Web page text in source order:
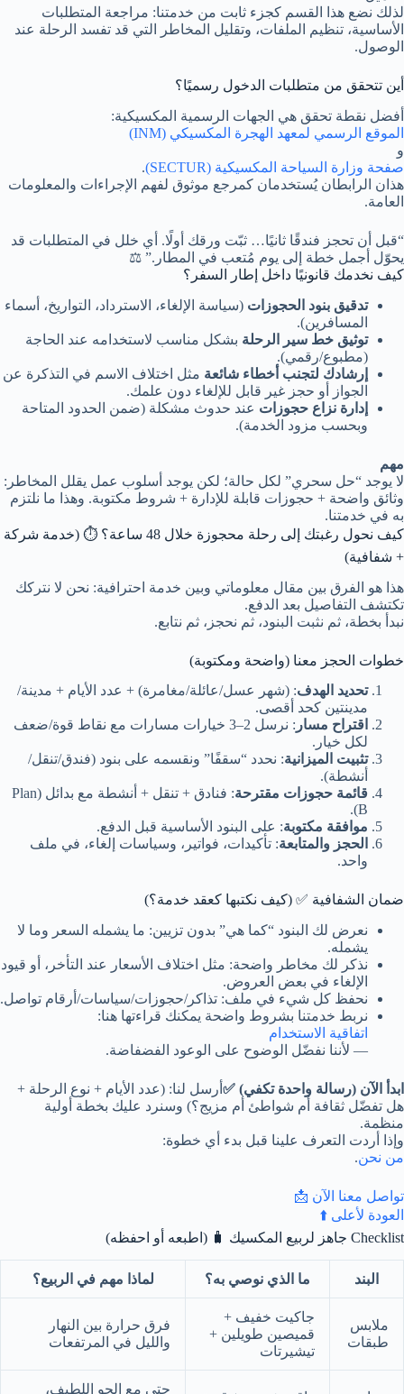
لذلك نضع هذا القسم كجزء ثابت من خدمتنا: مراجعة المتطلبات
الأساسية، تنظيم الملفات، وتقليل المخاطر التي قد تفسد الرحلة عند
الوصول.
أين تتحقق من متطلبات الدخول رسميًا؟
أفضل نقطة تحقق هي الجهات الرسمية المكسيكية:
الموقع الرسمي لمعهد الهجرة المكسيكي (INM)
و
صفحة وزارة السياحة المكسيكية (SECTUR)
.
هذان الرابطان يُستخدمان كمرجع موثوق لفهم الإجراءات والمعلومات
العامة.
“قبل أن تحجز فندقًا ثانيًا… ثبّت ورقك أولًا. أي خلل في المتطلبات قد
يحوّل أجمل خطة إلى يوم مُتعب في المطار.” ⚖️
كيف نخدمك قانونيًا داخل إطار السفر؟
تدقيق بنود الحجوزات (سياسة الإلغاء، الاسترداد، التواريخ، أسماء
المسافرين).
توثيق خط سير الرحلة بشكل مناسب لاستخدامه عند الحاجة
(مطبوع/رقمي).
إرشادك لتجنب أخطاء شائعة مثل اختلاف الاسم في التذكرة عن
الجواز أو حجز غير قابل للإلغاء دون علمك.
إدارة نزاع حجوزات عند حدوث مشكلة (ضمن الحدود المتاحة
وبحسب مزود الخدمة).
مهم
لا يوجد “حل سحري” لكل حالة؛ لكن يوجد أسلوب عمل يقلل المخاطر:
وثائق واضحة + حجوزات قابلة للإدارة + شروط مكتوبة. وهذا ما نلتزم
به في خدمتنا.
كيف نحول رغبتك إلى رحلة محجوزة خلال 48 ساعة؟ ⏱️ (خدمة شركة
+ شفافية)
هذا هو الفرق بين مقال معلوماتي وبين خدمة احترافية: نحن لا نتركك
تكتشف التفاصيل بعد الدفع.
نبدأ بخطة، ثم نثبت البنود، ثم نحجز، ثم نتابع.
خطوات الحجز معنا (واضحة ومكتوبة)
تحديد الهدف: (شهر عسل/عائلة/مغامرة) + عدد الأيام + مدينة/
مدينتين كحد أقصى.
اقتراح مسار
: نرسل 2–3 خيارات مسارات مع نقاط قوة/ضعف
لكل خيار.
تثبيت الميزانية: نحدد “سقفًا” ونقسمه على بنود (فندق/تنقل/
أنشطة).
قائمة حجوزات مقترحة
: فنادق + تنقل + أنشطة مع بدائل (Plan
B).
موافقة مكتوبة: على البنود الأساسية قبل الدفع.
الحجز والمتابعة: تأكيدات، فواتير، وسياسات إلغاء، في ملف
واحد.
ضمان الشفافية ✅ (كيف نكتبها كعقد خدمة؟)
نعرض لك البنود “كما هي” بدون تزيين: ما يشمله السعر وما لا
يشمله.
نذكر لك مخاطر واضحة: مثل اختلاف الأسعار عند التأخر، أو قيود
الإلغاء في بعض العروض.
نحفظ كل شيء في ملف: تذاكر/حجوزات/سياسات/أرقام تواصل.
نربط خدمتنا بشروط واضحة يمكنك قراءتها هنا:
اتفاقية الاستخدام
— لأننا نفضّل الوضوح على الوعود الفضفاضة.
ابدأ الآن (رسالة واحدة تكفي) ✅ أرسل لنا: (عدد الأيام + نوع الرحلة +
هل تفضّل ثقافة أم شواطئ أم مزيج؟) وسنرد عليك بخطة أولية
منظمة.
وإذا أردت التعرف علينا قبل بدء أي خطوة:
من نحن.
تواصل معنا الآن 📩
العودة لأعلى ⬆️
Checklist جاهز لربيع المكسيك 🧳 (اطبعه أو احفظه)
البند ما الذي نوصي به؟ لماذا مهم في الربيع؟
ملابس
طبقات
جاكيت خفيف +
قميصين طويلين +
تيشيرتات
فرق حرارة بين النهار
والليل في المرتفعات
حتى مع الجو اللطيف،